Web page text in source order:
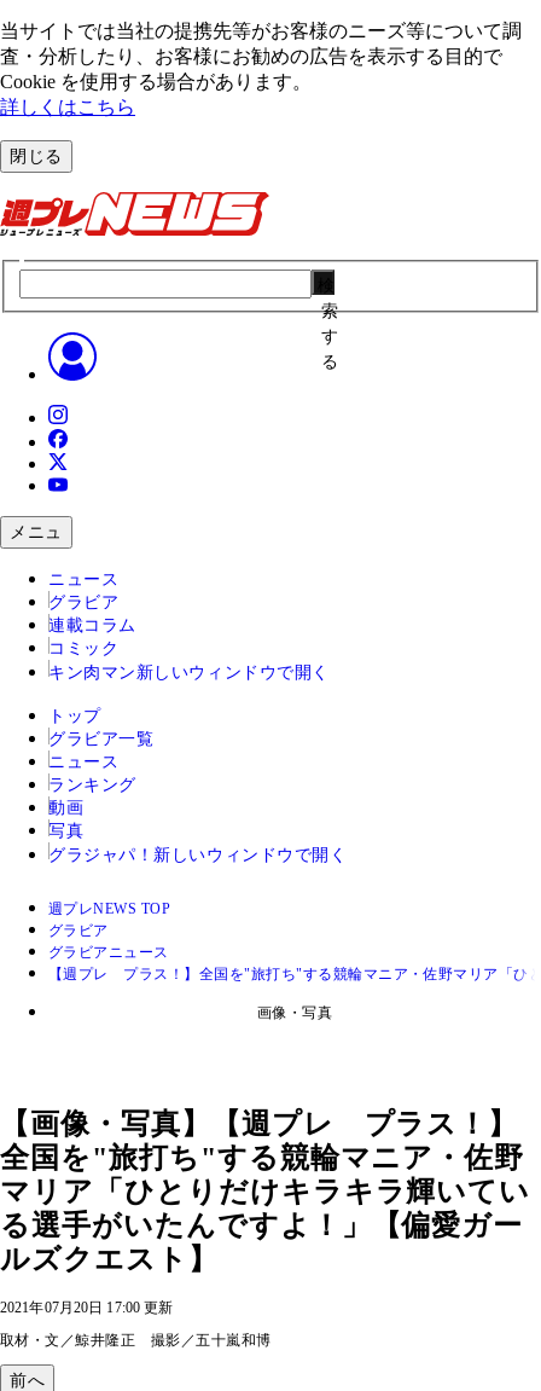
当サイトでは当社の提携先等がお客様のニーズ等について調
査・分析したり、お客様にお勧めの広告を表⽰する⽬的で
Cookie を使⽤する場合があります。
詳しくはこちら
閉じる
索
す
る
メニュ
ニュース
グラビア
連載コラム
コミック
キン肉マン 新しいウィンドウで開く
トップ
グラビア一覧
ニュース
ランキング
動画
写真
グラジャパ！ 新しいウィンドウで開く
週プレNEWS TOP
グラビア
グラビアニュース
【週プレ プラス！】全国を"旅打ち"する競輪マニア・佐野マリア「ひ
画像・写真
【画像・写真】【週プレ プラス！】
全国を"旅打ち"する競輪マニア・佐野
マリア「ひとりだけキラキラ輝いてい
る選手がいたんですよ！」【偏愛ガー
ルズクエスト】
2021年07月20日 17:00 更新
取材・文／鯨井隆正 撮影／五十嵐和博
前へ